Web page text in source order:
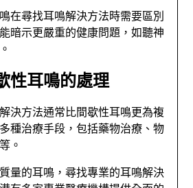
在尋找耳鳴解決方法時需要區別
暗示更嚴重的健康問題，如聽神
性耳鳴的處理
決方法通常比間歇性耳鳴更為複
種治療手段，包括藥物治療、物
。
量的耳鳴，尋找專業的耳鳴解決